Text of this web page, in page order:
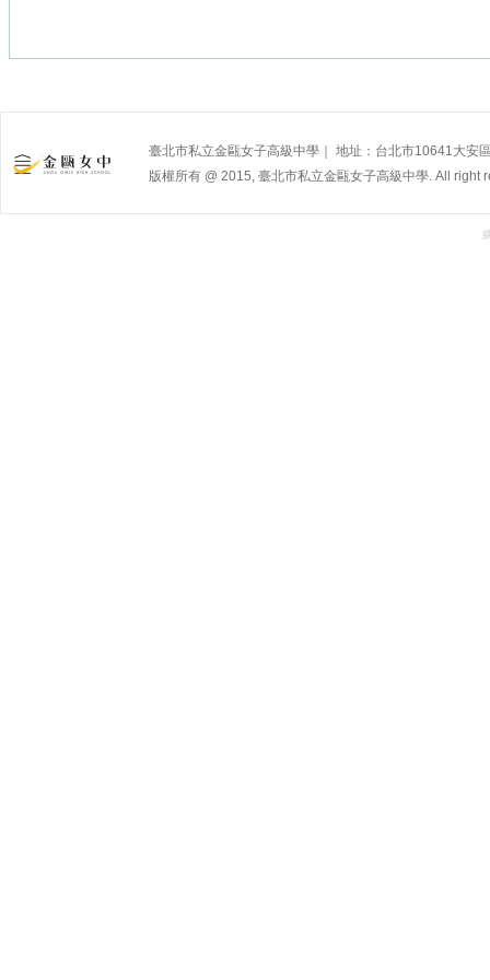
臺北市私立金甌女子高級中學｜ 地址：台北市10641大安
版權所有 @ 2015, 臺北市私立金甌女子高級中學. All right